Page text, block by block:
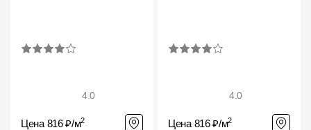
4.0
Цена 816 ₽/м2
4.0
Цена 816 ₽/м2